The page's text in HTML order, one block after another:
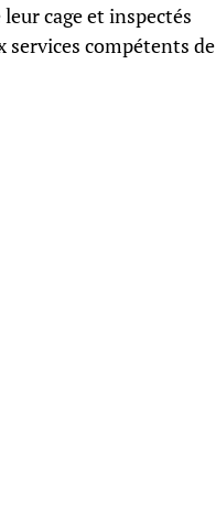
cage et inspectés
services compétents de